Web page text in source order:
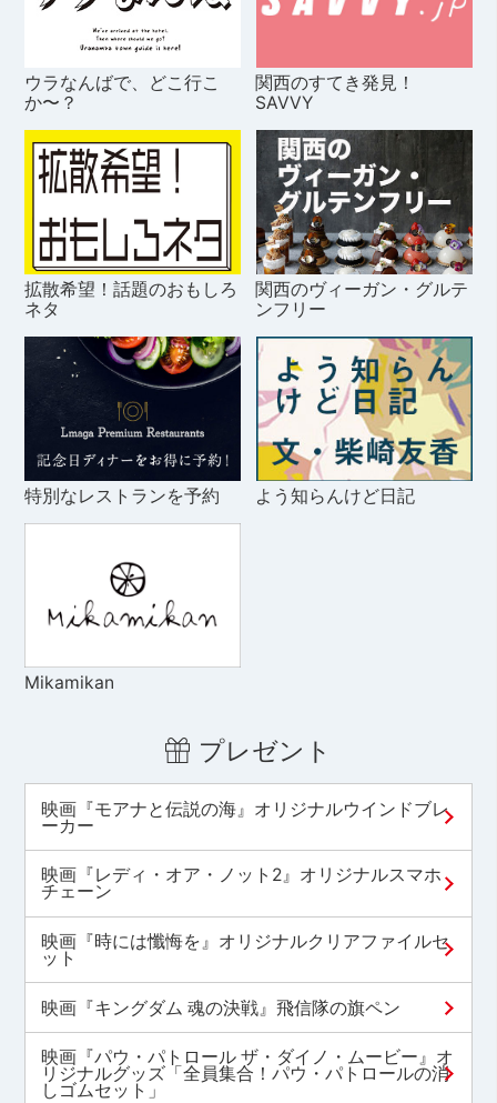
ウラなんばで、どこ行こ
か〜？
関西のすてき発見！
SAVVY
拡散希望！話題のおもしろ
ネタ
関西のヴィーガン・グルテ
ンフリー
特別なレストランを予約 よう知らんけど日記
Mikamikan
プレゼント
映画『モアナと伝説の海』オリジナルウインドブレ
ーカー
映画『レディ・オア・ノット2』オリジナルスマホ
チェーン
映画『時には懺悔を』オリジナルクリアファイルセ
ット
映画『キングダム 魂の決戦』飛信隊の旗ペン
映画『パウ・パトロール ザ・ダイノ・ムービー』オ
リジナルグッズ「全員集合！パウ・パトロールの消
しゴムセット」